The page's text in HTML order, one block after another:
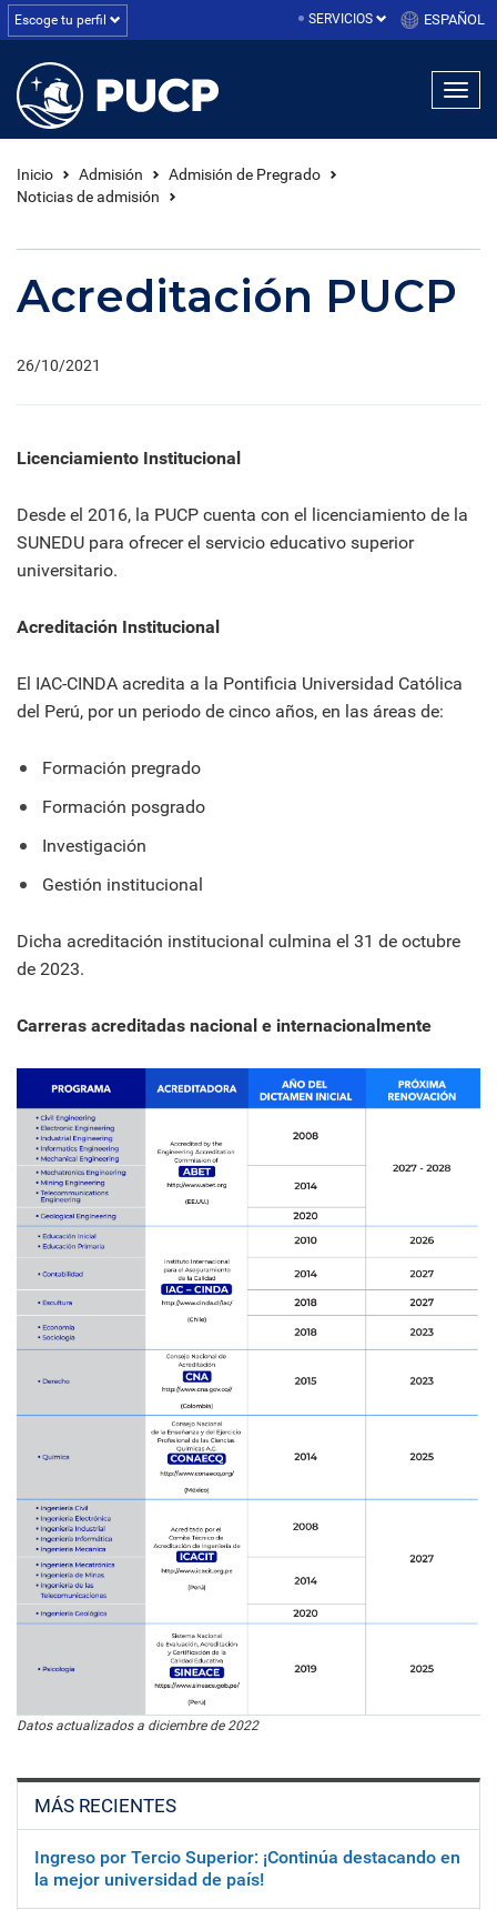
Escoge tu perfil SERVICIOS ESPAÑOL
Inicio Admisión
Admisión de Pregrado
Noticias de admisión
Acreditación PUCP
26/10/2021
Licenciamiento Institucional
Desde el 2016, la PUCP cuenta con el licenciamiento de la
SUNEDU para ofrecer el servicio educativo superior
universitario.
Acreditación Institucional
El IAC-CINDA acredita a la Pontificia Universidad Católica
del Perú, por un periodo de cinco años, en las áreas de:
Formación pregrado
Formación posgrado
Investigación
Gestión institucional
Dicha acreditación institucional culmina el 31 de octubre
de 2023.
Carreras acreditadas nacional e internacionalmente
Datos actualizados a diciembre de 2022
MÁS RECIENTES
Ingreso por Tercio Superior: ¡Continúa destacando en
la mejor universidad de país!